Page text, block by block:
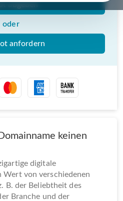
abgeben
oder
anfordern
keinen
digitale
Wert von verschiedenen
B. der Beliebtheit des
Branche und der